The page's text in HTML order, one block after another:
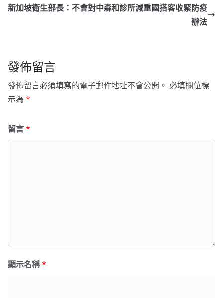
新加坡衛生部長：不會對中森和診所減重國搭客收緊防疫
辦法
發佈留言
發佈留言必須填寫的電子郵件地址不會公開。 必填欄位標
示為 *
留言*
顯示名稱*